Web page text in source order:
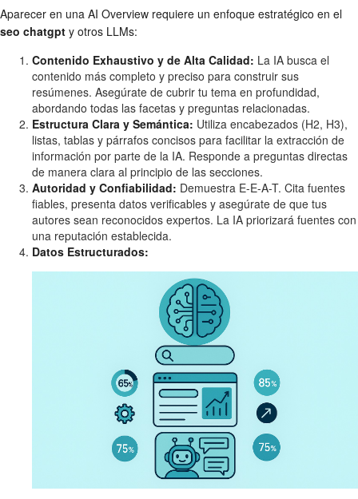
Aparecer en una AI Overview requiere un enfoque estratégico en el
seo chatgpt y otros LLMs:
Contenido Exhaustivo y de Alta Calidad: La IA busca el
contenido más completo y preciso para construir sus
resúmenes. Asegúrate de cubrir tu tema en profundidad,
abordando todas las facetas y preguntas relacionadas.
Estructura Clara y Semántica: Utiliza encabezados (H2, H3),
listas, tablas y párrafos concisos para facilitar la extracción de
información por parte de la IA. Responde a preguntas directas
de manera clara al principio de las secciones.
Autoridad y Confiabilidad: Demuestra E-E-A-T. Cita fuentes
fiables, presenta datos verificables y asegúrate de que tus
autores sean reconocidos expertos. La IA priorizará fuentes con
una reputación establecida.
Datos Estructurados: